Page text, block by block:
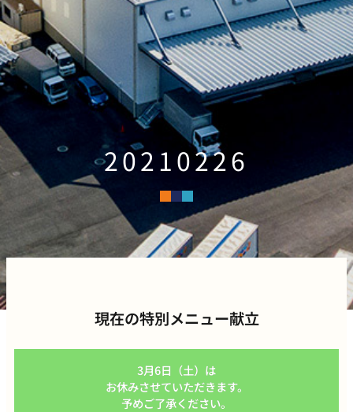
20210226
現在の特別メニュー献立
3月6日（土）は
お休みさせていただきます。
予めご了承ください。